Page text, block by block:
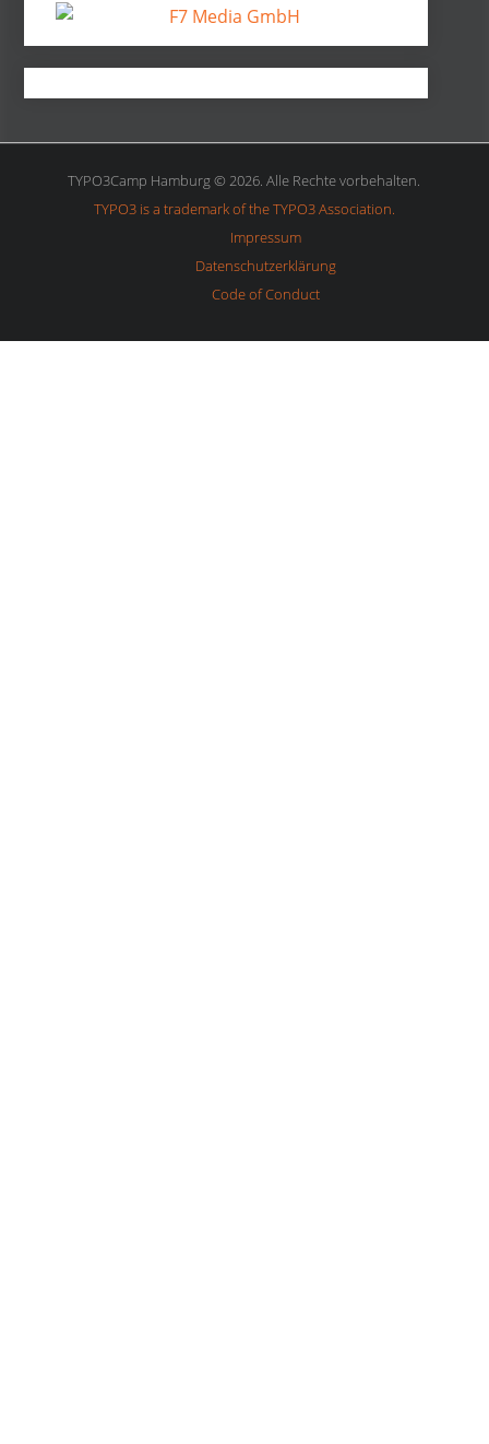
TYPO3Camp Hamburg © 2026. Alle Rechte vorbehalten.
TYPO3 is a trademark of the TYPO3 Association.
Impressum
Datenschutzerklärung
Code of Conduct